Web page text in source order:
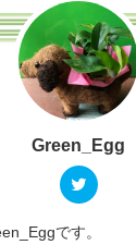
Green_Egg
です。